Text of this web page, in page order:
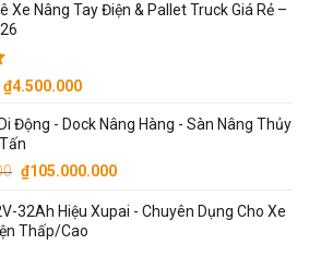
là:
₫11.500.000.
tại
Xe Nâng Tay Điện & Pallet Truck Giá Rẻ –
Giá
là:
₫5.000.000.
₫4.500.000Giá
tại
₫4.500.000.
Động - Dock Nâng Hàng - Sàn Nâng Thủy
Giá
là:
₫108.000.000.
₫105.000.000Giá
tại
32Ah Hiệu Xupai - Chuyên Dụng Cho Xe
Thấp/Cao